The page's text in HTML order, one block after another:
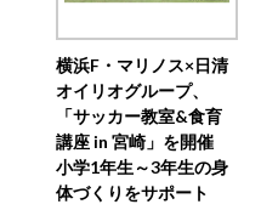
横浜F・マリノス×日清
オイリオグループ、
「サッカー教室&食育
講座 in 宮崎」を開催
小学1年生～3年生の身
体づくりをサポート